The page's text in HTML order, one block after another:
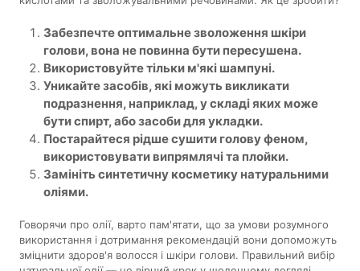
Забезпечте оптимальне зволоження шкіри
голови, вона не повинна бути пересушена.
Використовуйте тільки м'які шампуні.
Уникайте засобів, які можуть викликати
подразнення, наприклад, у складі яких може
бути спирт, або засоби для укладки.
Постарайтеся рідше сушити голову феном,
використовувати випрямлячі та плойки.
Замініть синтетичну косметику натуральними
оліями.
Говорячи про олії, варто пам'ятати, що за умови розумного
використання і дотримання рекомендацій вони допоможуть
зміцнити здоров'я волосся і шкіри голови. Правильний вибір